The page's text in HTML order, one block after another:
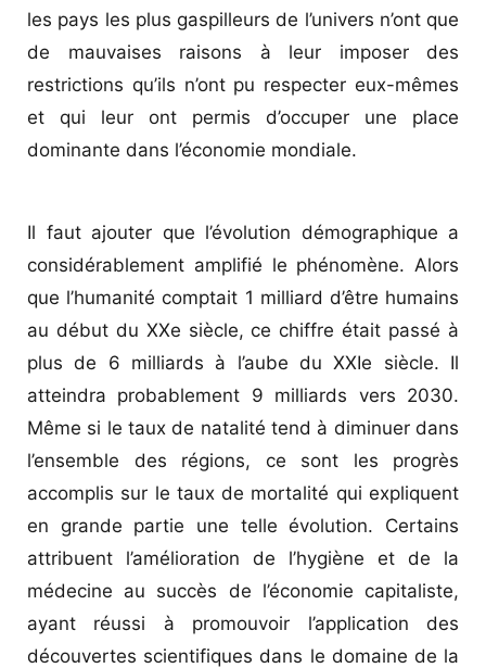
les pays les plus gaspilleurs de l’univers n’ont que
de mauvaises raisons à leur imposer des
restrictions qu’ils n’ont pu respecter eux-mêmes
et qui leur ont permis d’occuper une place
dominante dans l’économie mondiale.
Il faut ajouter que l’évolution démographique a
considérablement amplifié le phénomène. Alors
que l’humanité comptait 1 milliard d’être humains
au début du XXe siècle, ce chiffre était passé à
plus de 6 milliards à l’aube du XXIe siècle. Il
atteindra probablement 9 milliards vers 2030.
Même si le taux de natalité tend à diminuer dans
l’ensemble des régions, ce sont les progrès
accomplis sur le taux de mortalité qui expliquent
en grande partie une telle évolution. Certains
attribuent l’amélioration de l’hygiène et de la
médecine au succès de l’économie capitaliste,
ayant réussi à promouvoir l’application des
découvertes scientifiques dans le domaine de la